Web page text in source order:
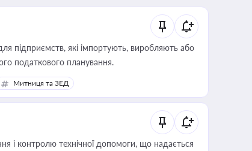
підприємств, які імпортують, виробляють або
податкового планування.
Митниця та ЗЕД
і контролю технічної допомоги, що надається